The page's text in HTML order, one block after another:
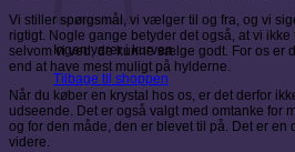
Ingen varer i kurven.
Tilbage til shoppen
Vi stiller spørgsmål, vi vælger til og fra, og vi
rigtigt. Nogle gange betyder det også, at vi ikke
selvom vi ved, de kunne sælge godt. For os er
end at have mest muligt på hylderne.
Når du køber en krystal hos os, er det derfor
udseende. Det er også valgt med omtanke for
og for den måde, den er blevet til på. Det er en
videre.